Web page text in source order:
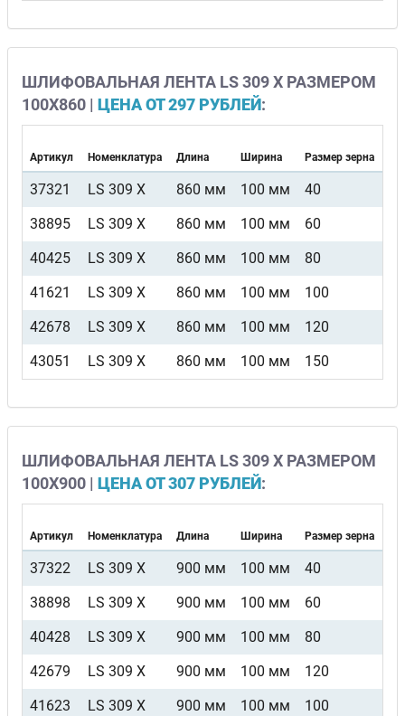
ШЛИФОВАЛЬНАЯ ЛЕНТА LS 309 X РАЗМЕРОМ
100Х860 | ЦЕНА ОТ 297 РУБЛЕЙ:
Артикул Номенклатура Длина Ширина Размер зерна
37321 LS 309 X 860 мм 100 мм 40
38895
LS 309 X 860 мм 100 мм 60
40425
LS 309 X 860 мм 100 мм 80
41621
LS 309 X 860 мм 100 мм 100
42678
LS 309 X 860 мм 100 мм 120
43051
LS 309 X 860 мм 100 мм 150
ШЛИФОВАЛЬНАЯ ЛЕНТА LS 309 X РАЗМЕРОМ
100Х900 | ЦЕНА ОТ 307 РУБЛЕЙ:
Артикул Номенклатура Длина Ширина Размер зерна
37322 LS 309 X 900 мм 100 мм 40
38898
LS 309 X 900 мм 100 мм 60
40428
LS 309 X 900 мм 100 мм 80
42679
LS 309 X 900 мм 100 мм 120
41623
LS 309 X 900 мм 100 мм 100